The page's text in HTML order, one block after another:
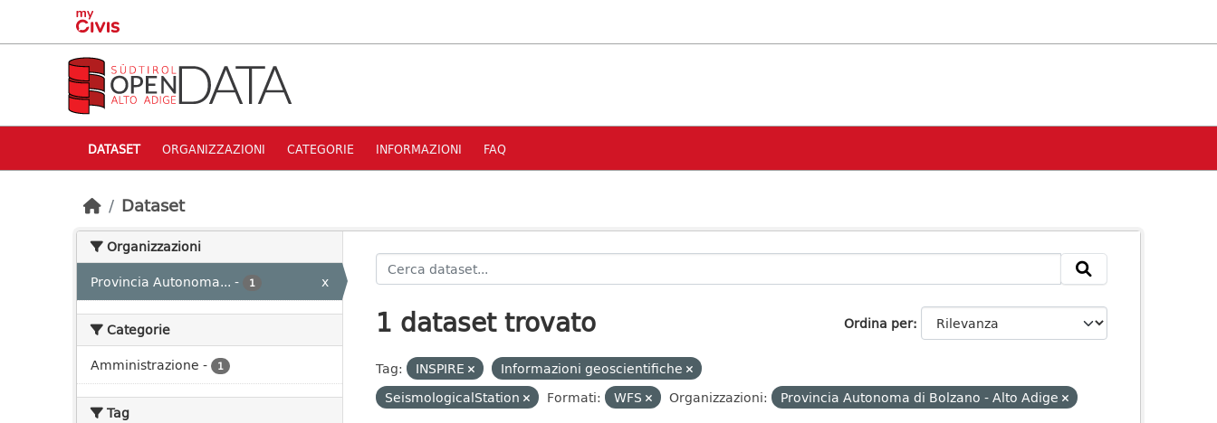
Skip to main content
DATASET ORGANIZZAZIONI CATEGORIE INFORMAZIONI FAQ
Dataset
Organizzazioni
Provincia Autonoma... - 1 x
Categorie
Amministrazione - 1
Tag
Ordina per
1 dataset trovato
Tag: INSPIRE
Informazioni geoscientifiche
SeismologicalStation
Formati: WFS Organizzazioni: Provincia Autonoma di Bolzano - Alto Adige